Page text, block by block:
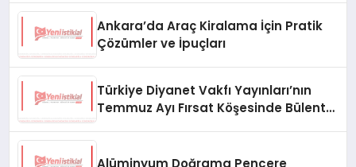
Ankara’da Araç Kiralama İçin Pratik
Çözümler ve İpuçları
Türkiye Diyanet Vakfı Yayınları’nın
Temmuz Ayı Fırsat Köşesinde Bülent
Alüminyum Doğrama Pencere